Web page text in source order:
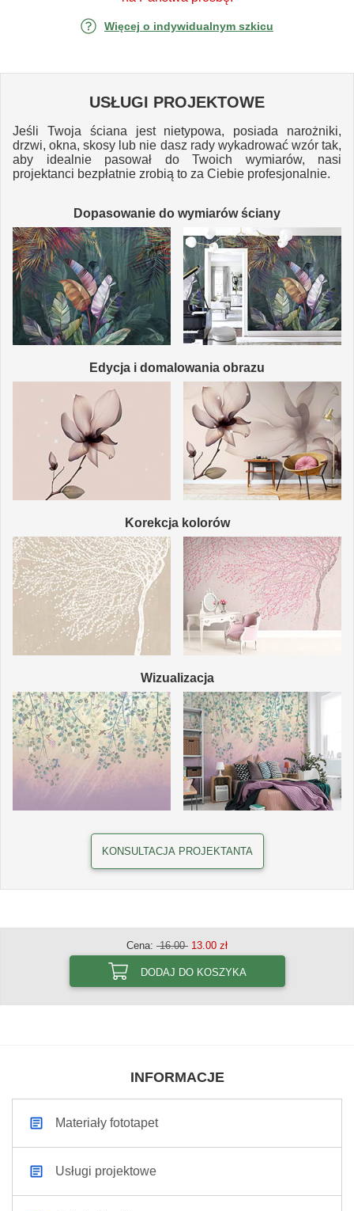
Więcej o indywidualnym szkicu
USŁUGI PROJEKTOWE
Jeśli Twoja ściana jest nietypowa, posiada narożniki,
drzwi, okna, skosy lub nie dasz rady wykadrować wzór tak,
aby idealnie pasował do Twoich wymiarów, nasi
projektanci bezpłatnie zrobią to za Ciebie profesjonalnie.
Dopasowanie do wymiarów ściany
Edycja i domalowania obrazu
Korekcja kolorów
Wizualizacja
KONSULTACJA PROJEKTANTA
Cena: 16.00 13.00 zł
DODAJ DO KOSZYKA
INFORMACJE
Materiały fototapet
Usługi projektowe